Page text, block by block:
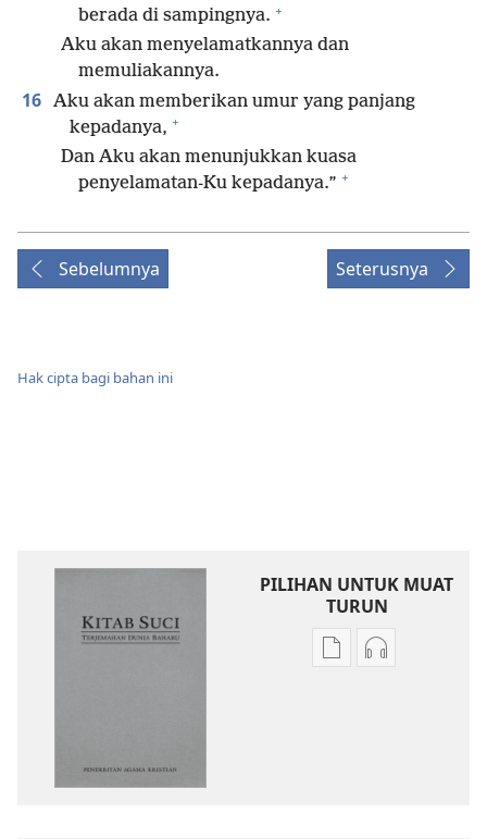
berada di sampingnya. +
Aku akan menyelamatkannya dan
memuliakannya.
16 Aku akan memberikan umur yang panjang
kepadanya, +
Dan Aku akan menunjukkan kuasa
penyelamatan-Ku kepadanya.” +
Sebelumnya Seterusnya
Hak cipta bagi bahan ini
PILIHAN UNTUK MUAT
TURUN
PilihanPilihan